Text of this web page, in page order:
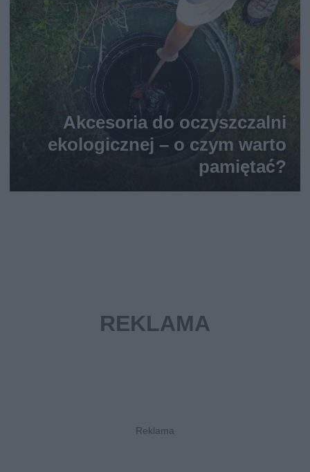
Akcesoria do oczyszczalni
ekologicznej – o czym warto
pamiętać?